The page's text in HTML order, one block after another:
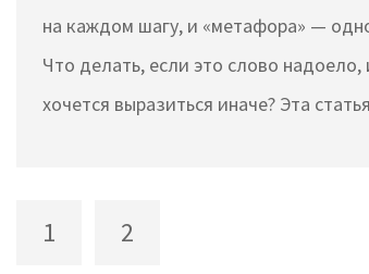
на каждом шагу, и «метафора» —
Что делать, если это слово надоело,
хочется выразиться иначе? Эта статья
уместны. Расскажу о близких по
1 2